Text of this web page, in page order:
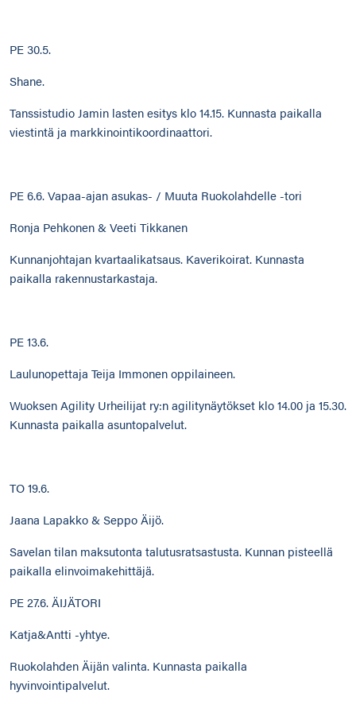
PE 30.5.
Shane.
Tanssistudio Jamin lasten esitys klo 14.15. Kunnasta paikalla
viestintä ja markkinointikoordinaattori.
PE 6.6. Vapaa-ajan asukas- / Muuta Ruokolahdelle -tori
Ronja Pehkonen & Veeti Tikkanen
Kunnanjohtajan kvartaalikatsaus. Kaverikoirat. Kunnasta
paikalla rakennustarkastaja.
PE 13.6.
Laulunopettaja Teija Immonen oppilaineen.
Wuoksen Agility Urheilijat ry:n agilitynäytökset klo 14.00 ja 15.30.
Kunnasta paikalla asuntopalvelut.
TO 19.6.
Jaana Lapakko & Seppo Äijö.
Savelan tilan maksutonta talutusratsastusta. Kunnan pisteellä
paikalla elinvoimakehittäjä.
PE 27.6. ÄIJÄTORI
Katja&Antti -yhtye.
Ruokolahden Äijän valinta. Kunnasta paikalla
hyvinvointipalvelut.